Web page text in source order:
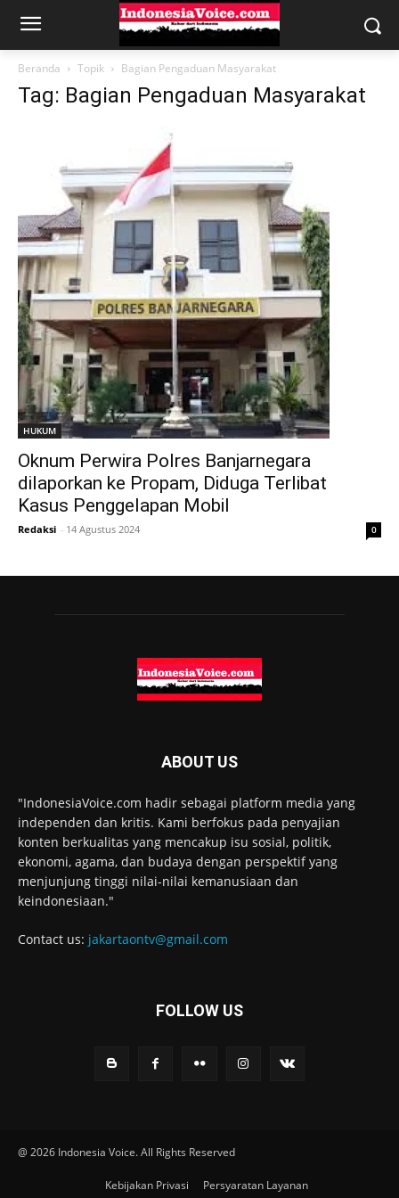
Beranda Topik Bagian Pengaduan Masyarakat
Tag: Bagian Pengaduan Masyarakat
HUKUM
Oknum Perwira Polres Banjarnegara
dilaporkan ke Propam, Diduga Terlibat
Kasus Penggelapan Mobil
Redaksi - 14 Agustus 2024 0
ABOUT US
"IndonesiaVoice.com hadir sebagai platform media yang
independen dan kritis. Kami berfokus pada penyajian
konten berkualitas yang mencakup isu sosial, politik,
ekonomi, agama, dan budaya dengan perspektif yang
menjunjung tinggi nilai-nilai kemanusiaan dan
keindonesiaan."
Contact us: jakartaontv@gmail.com
FOLLOW US
@ 2026 Indonesia Voice. All Rights Reserved
Kebijakan Privasi Persyaratan Layanan